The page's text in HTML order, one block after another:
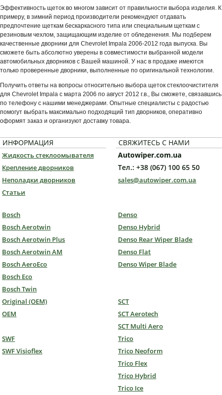
Эффективность щеток во многом зависит от правильности выбора изделия. К
примеру, в зимний период производители рекомендуют отдавать
предпочтение щеткам бескаркасного типа или специальным щеткам с
резиновым чехлом, защищающим изделие от обледенения. Мы подберем
качественные дворники для Chevrolet Impala 2006-2012 года выпуска. Вы
сможете быть абсолютно уверены в совместимости выбранной модели
автомобильных дворников с Вашей машиной. У нас в продаже имеются
только проверенные дворники, выполненные по оригинальной технологии.
Получить ответы на вопросы относительно выбора щеток стеклоочистителя
для Chevrolet Impala с марта 2006 по август 2012 г.в., Вы сможете, связавшись
по телефону с нашими менеджерами. Опытные специалисты с радостью
помогут выбрать максимально подходящий тип дворников, оперативно
оформят заказ и организуют доставку товара.
ИНФОРМАЦИЯ
Жидкость стеклоомывателя
Крепление дворников
Неполадки дворников
Статьи
СВЯЖИТЕСЬ С НАМИ
Autowiper.com.ua
Тел.: +38 (067) 100 65 50
sales@autowiper.com.ua
Bosch
Bosch Aerotwin
Bosch Aerotwin Plus
Bosch Aerotwin AM
Bosch AeroEco
Bosch Eco
Bosch Twin
Denso
Denso Hybrid
Denso Rear Wiper Blade
Denso Flat
Denso Wiper Blade
Original (OEM)
OEM
SCT
SCT Aerotech
SCT Multi Aero
SWF
SWF Visioflex
Trico
Trico Neoform
Trico Flex
Trico Hybrid
Trico Ice